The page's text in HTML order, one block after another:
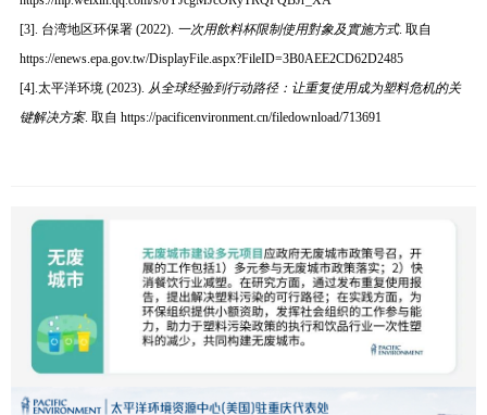
[3]. 台湾地区环保署 (2022). 一次用飲料杯限制使用對象及實施方式. 取自
https://enews.epa.gov.tw/DisplayFile.aspx?FileID=3B0AEE2CD62D2485
[4].太平洋环境 (2023). 从全球经验到行动路径：让重复使用成为塑料危机的关
键解决方案. 取自 https://pacificenvironment.cn/filedownload/713691